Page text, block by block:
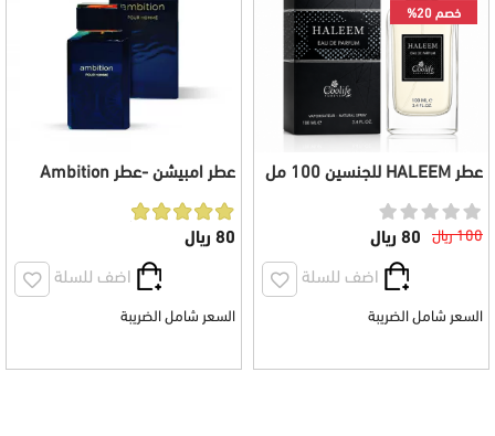
خصم 20%
عطر HALEEM للجنسين 100 مل
100 ريال
80 ريال
اضف للسلة
السعر شامل الضريبة
عطر امبيشن -عطر Ambition
80 ريال
اضف للسلة
السعر شامل الضريبة